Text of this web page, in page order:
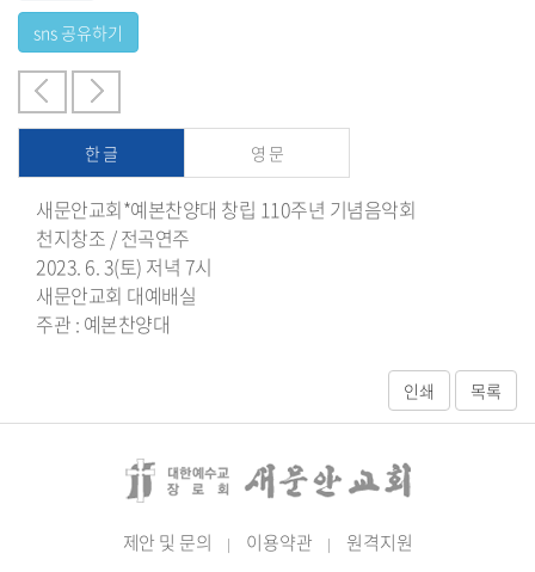
한 글 영 문
새문안교회*예본찬양대 창립 110주년 기념음악회
천지창조 / 전곡연주
2023. 6. 3(토) 저녁 7시
새문안교회 대예배실
주관 : 예본찬양대
제안 및 문의 | 이용약관 | 원격지원